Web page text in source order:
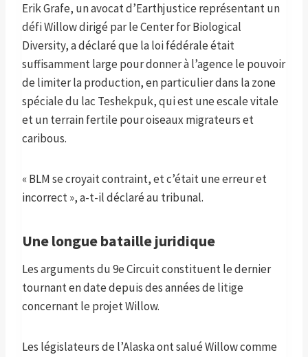
Erik Grafe, un avocat d’Earthjustice représentant un
défi Willow dirigé par le Center for Biological
Diversity, a déclaré que la loi fédérale était
suffisamment large pour donner à l’agence le pouvoir
de limiter la production, en particulier dans la zone
spéciale du lac Teshekpuk, qui est une escale vitale
et un terrain fertile pour oiseaux migrateurs et
caribous.
« BLM se croyait contraint, et c’était une erreur et
incorrect », a-t-il déclaré au tribunal.
Une longue bataille juridique
Les arguments du 9e Circuit constituent le dernier
tournant en date depuis des années de litige
concernant le projet Willow.
Les législateurs de l’Alaska ont salué Willow comme